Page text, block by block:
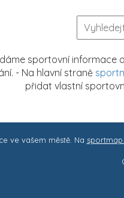
sportovní informace
- Na hlavní straně
přidat vlastní
ve vašem městě. Na